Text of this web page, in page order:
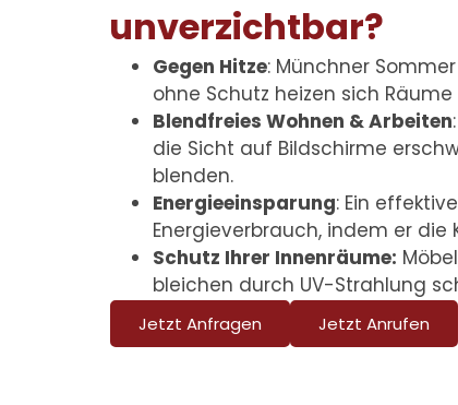
unverzichtbar?
Gegen Hitze: Münchner
ohne Schutz heizen sich
Blendfreies Wohnen & Arbeiten
die Sicht auf Bildschirme
blenden.
Energieeinsparung: Ein
Energieverbrauch, indem er
Schutz Ihrer Innenräume:
bleichen durch UV-Strahlung
Jetzt Anfragen Jetzt Anrufen